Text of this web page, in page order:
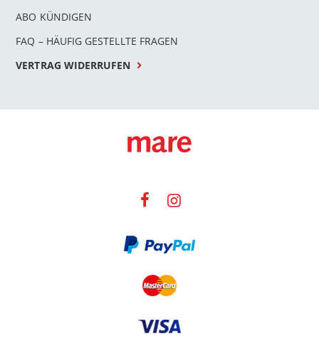
ABO KÜNDIGEN
FAQ – HÄUFIG GESTELLTE FRAGEN
VERTRAG WIDERRUFEN